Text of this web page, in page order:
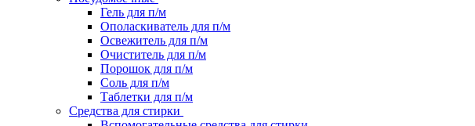
Гель для п/м
Ополаскиватель для п/м
Освежитель для п/м
Очиститель для п/м
Порошок для п/м
Соль для п/м
Таблетки для п/м
Средства для стирки